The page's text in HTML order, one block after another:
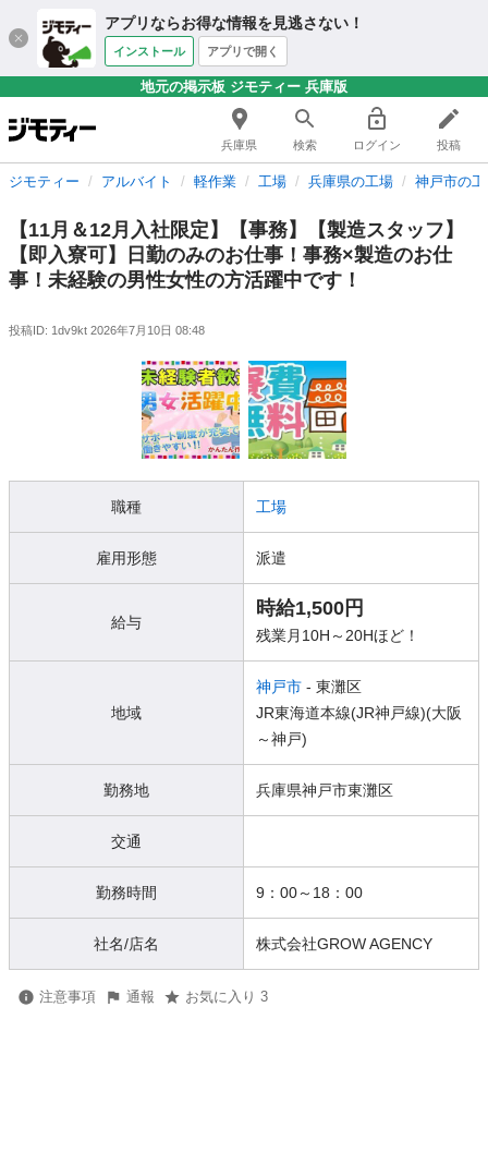
アプリならお得な情報を見逃さない！
インストール アプリで開く
地元の掲示板 ジモティー 兵庫版
兵庫県 検索 ログイン 投稿
ジモティー アルバイト 軽作業 工場 兵庫県の工場 神戸市の
【11月＆12月入社限定】【事務】【製造スタッフ】
【即入寮可】日勤のみのお仕事！事務×製造のお仕
事！未経験の男性女性の方活躍中です！
投稿ID: 1dv9kt 2026年7月10日 08:48
職種 工場
雇用形態 派遣
給与
時給1,500円
残業月10H～20Hほど！
地域
神戸市 - 東灘区
JR東海道本線(JR神戸線)(大阪
～神戸)
勤務地 兵庫県神戸市東灘区
交通
勤務時間 9：00～18：00
社名/店名 株式会社GROW AGENCY
注意事項 通報 お気に入り 3